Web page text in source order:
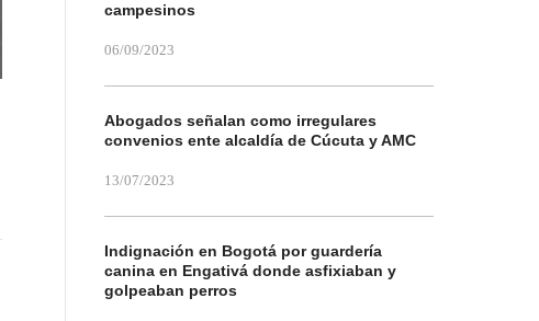
campesinos
06/09/2023
Abogados señalan como irregulares
convenios ente alcaldía de Cúcuta y AMC
13/07/2023
Indignación en Bogotá por guardería
canina en Engativá donde asfixiaban y
golpeaban perros